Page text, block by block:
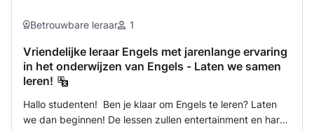
Betrouwbare leraar 1
Vriendelijke leraar Engels met jarenlange ervaring
in het onderwijzen van Engels - Laten we samen
leren!
Hallo studenten! Ben je klaar om Engels te leren? Laten
we dan beginnen! De lessen zullen entertainment en hard